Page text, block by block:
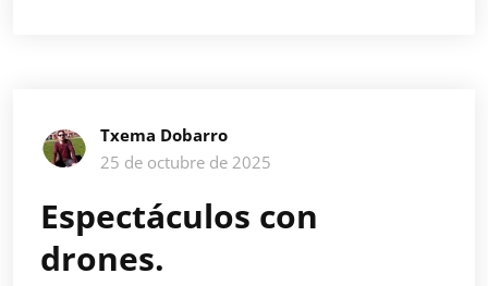
Txema Dobarro
25 de octubre de 2025
Espectáculos con
drones.